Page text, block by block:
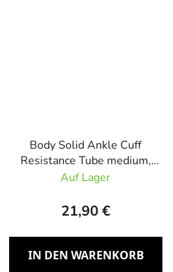
Body Solid Ankle Cuff
Resistance Tube medium,
Widerstandsband mittel
Auf Lager
21,90 €
IN DEN WARENKORB